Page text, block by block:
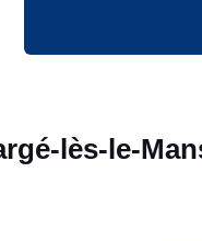
lès-le-